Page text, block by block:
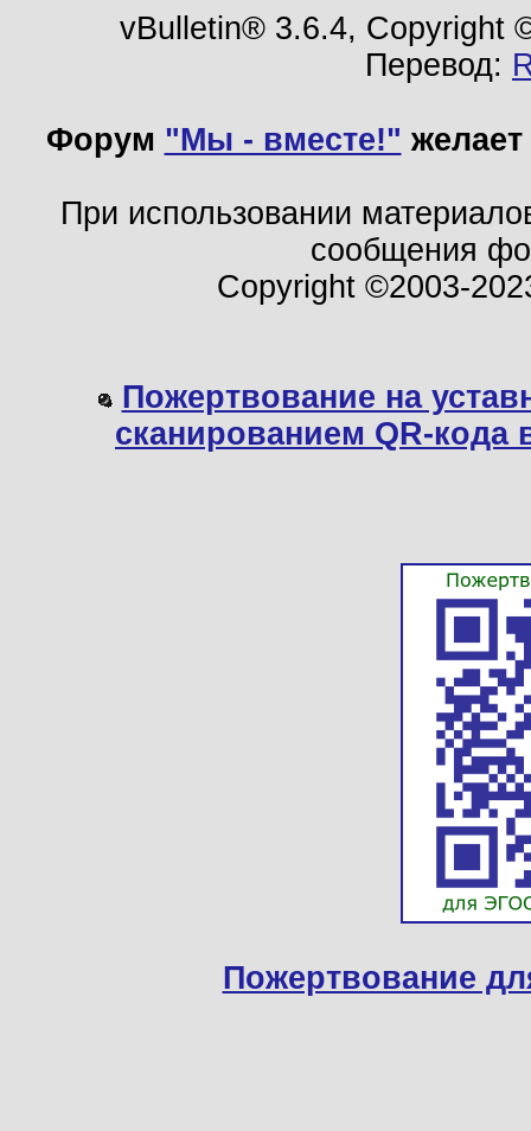
vBulletin® 3.6.4, Copyright
Перевод:
Форум "Мы - вместе!"
При использовании
сообщения
Copyright ©2003-
Пожертвование на
сканированием QR-
Пожертвование